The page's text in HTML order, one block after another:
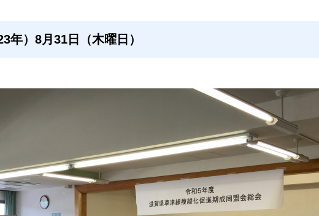
年）8月31日（木曜日）